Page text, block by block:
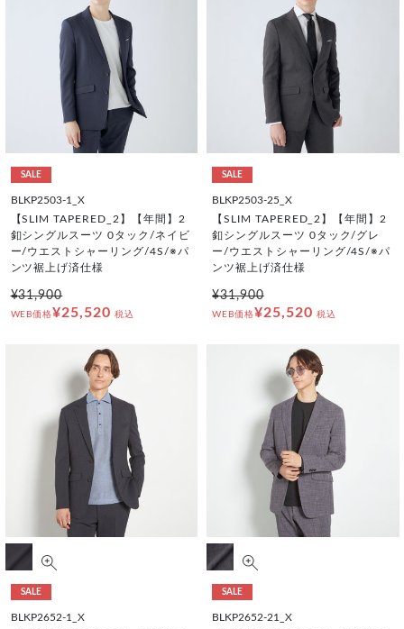
SALE
BLKP2503-1_X
【SLIM TAPERED_2】【年間】2
釦シングルスーツ 0タック/ネイビ
ー/ウエストシャーリング/4S/※パ
ンツ裾上げ済仕様
¥31,900
WEB価格¥25,520 税込
SALE
BLKP2503-25_X
【SLIM TAPERED_2】【年間】2
釦シングルスーツ 0タック/グレ
ー/ウエストシャーリング/4S/※パ
ンツ裾上げ済仕様
¥31,900
WEB価格¥25,520 税込
SALE
BLKP2652-1_X
SALE
BLKP2652-21_X